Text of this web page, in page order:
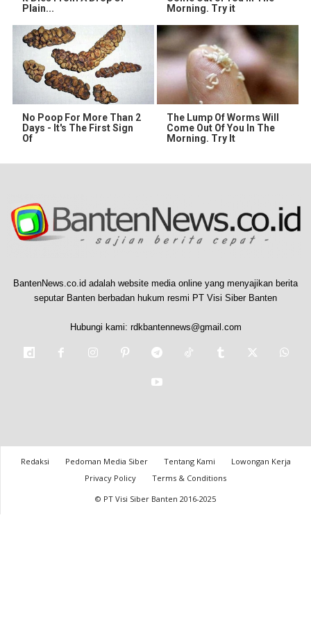
Plain...
Morning. Try it
No Poop For More Than 2
Days - It's The First Sign
Of
The Lump Of Worms Will
Come Out Of You In The
Morning. Try It
BantenNews.co.id adalah website media online yang menyajikan berita
seputar Banten berbadan hukum resmi PT Visi Siber Banten
Hubungi kami: rdkbantennews@gmail.com
Redaksi Pedoman Media Siber Tentang Kami
Lowongan Kerja
Privacy Policy
Terms & Conditions
© PT Visi Siber Banten 2016-2025